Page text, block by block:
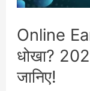
100%
सुरक्षित
रखेगा?
Online
धोखा?
जानिए!